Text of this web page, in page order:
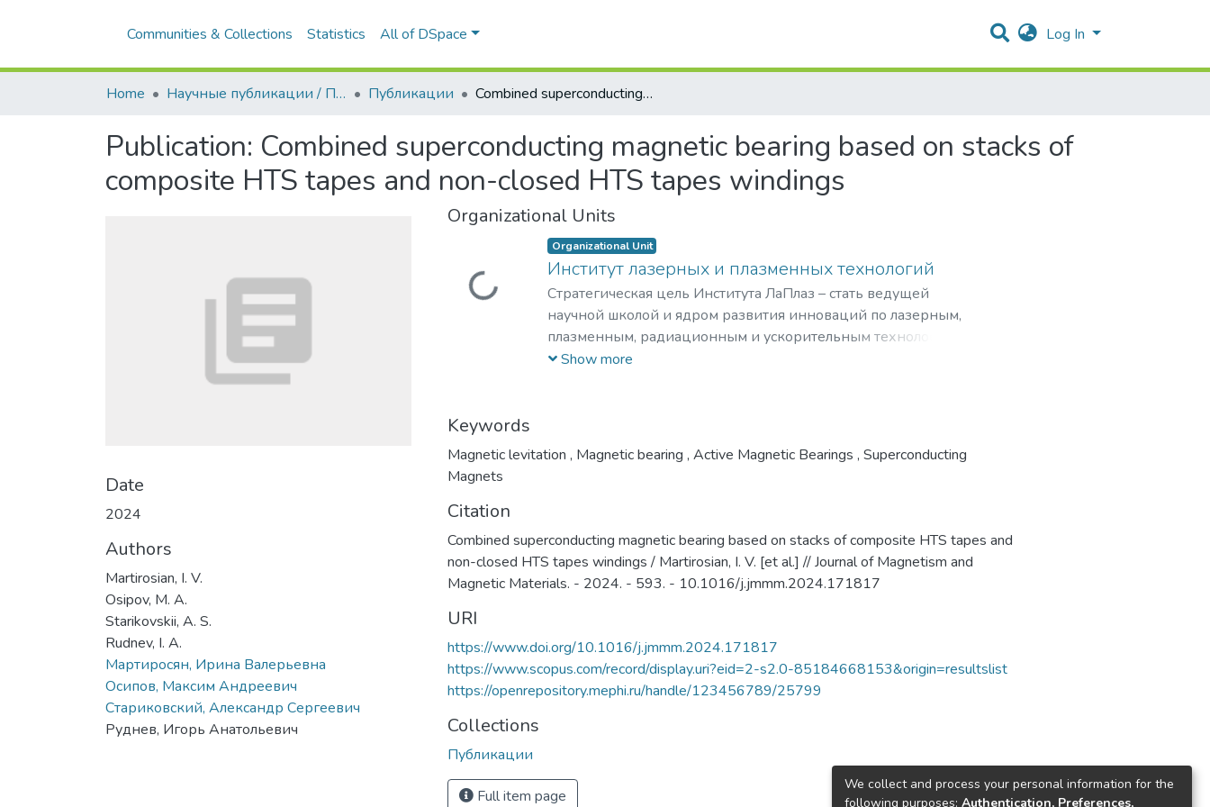
Communities & Collections Statistics All of DSpace Log In
Home Научные публикации / Препринты Публикации Combined superconducting magnetic bearing based on stacks of composite HTS tapes and non-closed HTS tapes windings
Publication: Combined superconducting magnetic bearing based on stacks of
composite HTS tapes and non-closed HTS tapes windings
Date
2024
Authors
Martirosian, I. V.
Osipov, M. A.
Starikovskii, A. S.
Rudnev, I. A.
Мартиросян, Ирина Валерьевна
Осипов, Максим Андреевич
Стариковский, Александр Сергеевич
Руднев, Игорь Анатольевич
Organizational Units
Loading...
Organizational Unit
Институт лазерных и плазменных технологий
Стратегическая цель Института ЛаПлаз – стать ведущей
научной школой и ядром развития инноваций по лазерным,
плазменным, радиационным и ускорительным технологиям,
с уникальными образовательными программами,
Show more
Keywords
Magnetic levitation , Magnetic bearing , Active Magnetic Bearings , Superconducting
Magnets
Citation
Combined superconducting magnetic bearing based on stacks of composite HTS tapes and
non-closed HTS tapes windings / Martirosian, I. V. [et al.] // Journal of Magnetism and
Magnetic Materials. - 2024. - 593. - 10.1016/j.jmmm.2024.171817
URI
https://www.doi.org/10.1016/j.jmmm.2024.171817
https://www.scopus.com/record/display.uri?eid=2-s2.0-85184668153&origin=resultslist
https://openrepository.mephi.ru/handle/123456789/25799
Collections
Публикации
Full item page
We collect and process your personal information for the
following purposes: Authentication, Preferences,